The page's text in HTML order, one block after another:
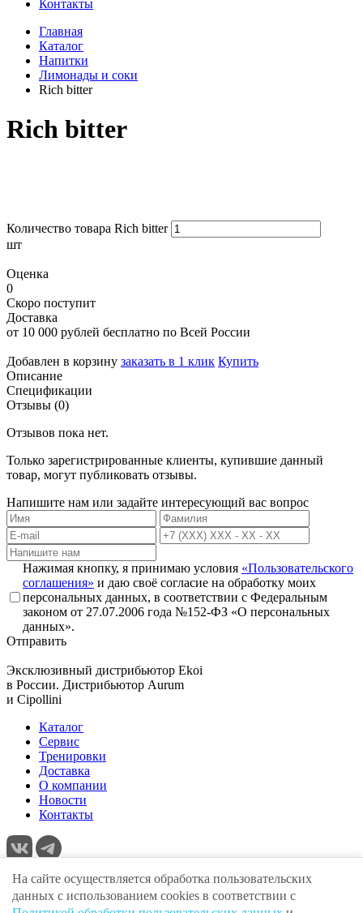
Контакты
Главная
Каталог
Напитки
Лимонады и соки
Rich bitter
Rich bitter
Количество товара Rich bitter
шт
Оценка
0
Скоро поступит
Доставка
от 10 000 рублей бесплатно по Всей России
Добавлен в корзину заказать в 1 клик Купить
Описание
Спецификации
Отзывы (0)
Отзывов пока нет.
Только зарегистрированные клиенты, купившие данный
товар, могут публиковать отзывы.
Напишите нам или задайте интересующий вас вопрос
Нажимая кнопку, я принимаю условия «Пользовательского
соглашения» и даю своё согласие на обработку моих
персональных данных, в соответствии с Федеральным
законом от 27.07.2006 года №152-ФЗ «О персональных
данных».
Отправить
Эксклюзивный дистрибьютор Ekoi
в России. Дистрибьютор Aurum
и Cipollini
Каталог
Сервис
Тренировки
Доставка
О компании
Новости
Контакты
Адрес:г. Москва , ул. Крылатская, 10
E-mail:info@volgaunion.com
Телефон:+7 (495) 279-25-00
На сайте осуществляется обработка пользовательских
данных с использованием cookies в соответствии с